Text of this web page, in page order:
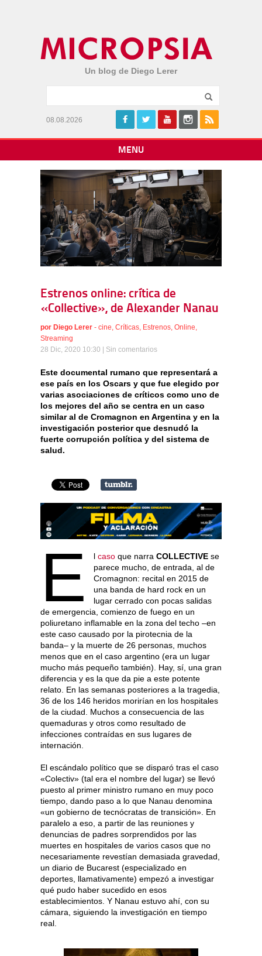
Un blog de Diego Lerer
08.08.2026
MENU
Estrenos online: crítica de
«Collective», de Alexander Nanau
por Diego Lerer - cine, Críticas, Estrenos, Online,
Streaming
28 Dic, 2020 10:30 | Sin comentarios
Este documental rumano que representará a
ese país en los Oscars y que fue elegido por
varias asociaciones de críticos como uno de
los mejores del año se centra en un caso
similar al de Cromagnon en Argentina y en la
investigación posterior que desnudó la
fuerte corrupción política y del sistema de
salud.
E l casoque narra COLLECTIVEse
parece mucho, de entrada, al de
Cromagnon: recital en 2015 de
una banda de hard rock en un
lugar cerrado con pocas salidas
de emergencia, comienzo de fuego en un
poliuretano inflamable en la zona del techo –en
este caso causado por la pirotecnia de la
banda– y la muerte de 26 personas, muchos
menos que en el caso argentino (era un lugar
mucho más pequeño también). Hay, sí, una gran
diferencia y es la que da pie a este potente
relato. En las semanas posteriores a la tragedia,
36 de los 146 heridos morirían en los hospitales
de la ciudad. Muchos a consecuencia de las
quemaduras y otros como resultado de
infecciones contraídas en sus lugares de
internación.
El escándalo político que se disparó tras el caso
«Colectiv» (tal era el nombre del lugar) se llevó
puesto al primer ministro rumano en muy poco
tiempo, dando paso a lo que Nanau denomina
«un gobierno de tecnócratas de transición». En
paralelo a eso, a partir de las reuniones y
denuncias de padres sorprendidos por las
muertes en hospitales de varios casos que no
necesariamente revestían demasiada gravedad,
un diario de Bucarest (especializado en
deportes, llamativamente) empezó a investigar
qué pudo haber sucedido en esos
establecimientos. Y Nanau estuvo ahí, con su
cámara, siguiendo la investigación en tiempo
real.